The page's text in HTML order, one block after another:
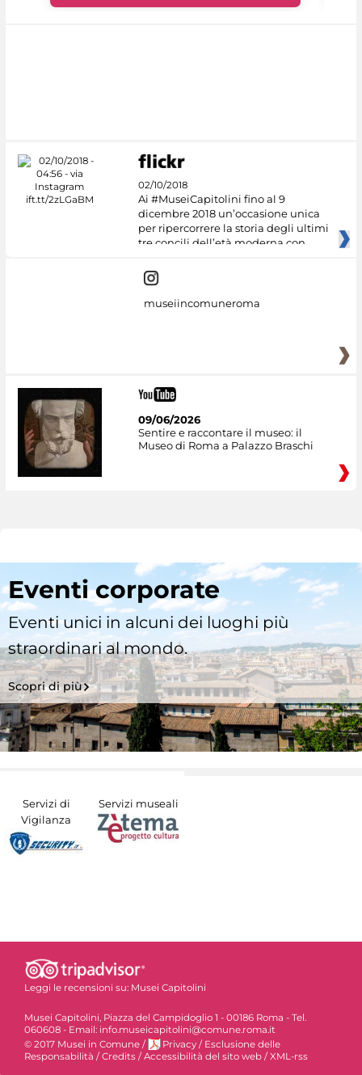
02/10/2018
Ai #MuseiCapitolini fino al 9
dicembre 2018 un’occasione unica
per ripercorrere la storia degli ultimi
tre concili dell’età moderna con
museiincomuneroma
09/06/2026
Sentire e raccontare il museo: il
Museo di Roma a Palazzo Braschi
Eventi corporate
Eventi unici in alcuni dei luoghi più
straordinari al mondo.
Scopri di più
Servizi di
Vigilanza
Servizi museali
Leggi le recensioni su: Musei Capitolini
Musei Capitolini, Piazza del Campidoglio 1 - 00186 Roma - Tel.
060608 - Email: info.museicapitolini@comune.roma.it
© 2017 Musei in Comune / Privacy / Esclusione delle
Responsabilità /Credits /Accessibilità del sito web /XML-rss